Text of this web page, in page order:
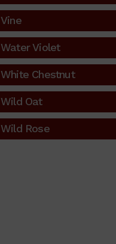
Vine
Water Violet
White Chestnut
Wild Oat
Wild Rose